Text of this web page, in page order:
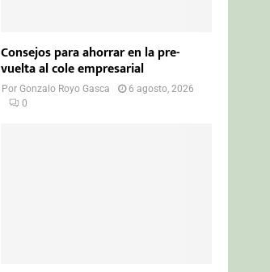
Consejos para ahorrar en la pre-
vuelta al cole empresarial
PorGonzalo Royo Gasca
6 agosto, 2026
0